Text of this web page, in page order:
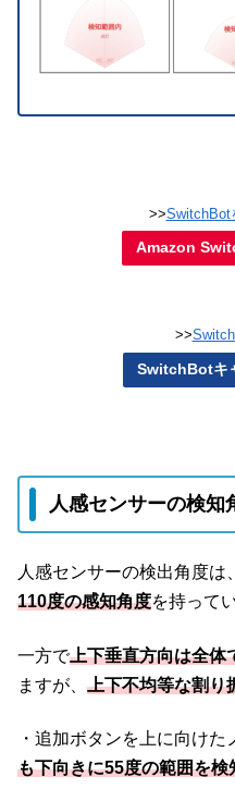
>>SwitchBot
Amazon
>>
SwitchBotキ
人感センサーの検知
人感センサーの検出角度は、
110度の感知角度を持って
一方で上下垂直方向は全体
ますが、 上下不均等な割り
・追加ボタンを上に向け
も下向きに55度の範囲を検